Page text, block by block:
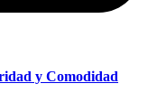
y Comodidad